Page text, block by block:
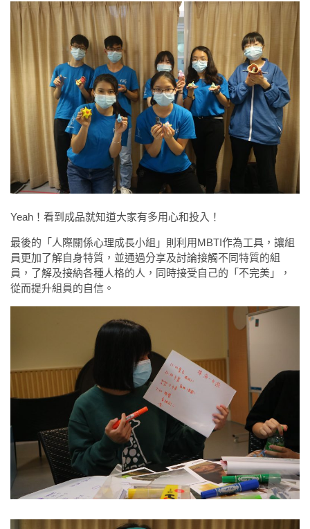
Yeah！看到成品就知道大家有多用心和投入！
最後的「人際關係心理成長小組」則利用MBTI作為工具，讓組
員更加了解自身特質，並通過分享及討論接觸不同特質的組
員，了解及接納各種人格的人，同時接受自己的「不完美」，
從而提升組員的自信。